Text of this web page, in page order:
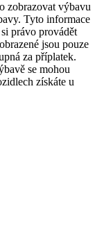
zobrazovat výbavu
Tyto informace
právo provádět
jsou pouze
za příplatek.
se mohou
získáte u